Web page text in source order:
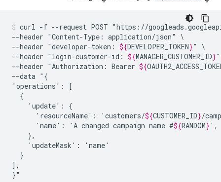
curl -f --request POST "https://
--header "Content-Type: application/json"
\
--header "developer-token: ${DEVELOPER_TOKEN}"
\
--header "login-customer-id: ${MANAGER_CUSTOMER_ID}"
--header "Authorization: Bearer ${
--data "{
'operations':
'update':
'resourceName':
'customers/${CUSTOMER_ID}/
'name':
'A changed campaign name #${RANDOM}
'updateMask':
}
],
}"